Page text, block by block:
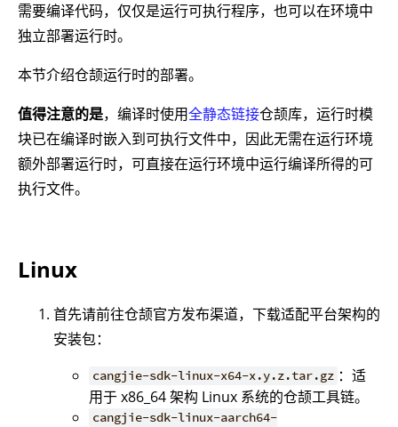
需要编译代码，仅仅是运行可执行程序，也可以在环境中
独立部署运行时。
本节介绍仓颉运行时的部署。
值得注意的是，编译时使用全静态链接仓颉库，运行时模
块已在编译时嵌入到可执行文件中，因此无需在运行环境
额外部署运行时，可直接在运行环境中运行编译所得的可
执行文件。
Linux
首先请前往仓颉官方发布渠道，下载适配平台架构的
安装包：
cangjie-sdk-linux-x64-x.y.z.tar.gz ：适
用于 x86_64 架构 Linux 系统的仓颉工具链。
cangjie-sdk-linux-aarch64-